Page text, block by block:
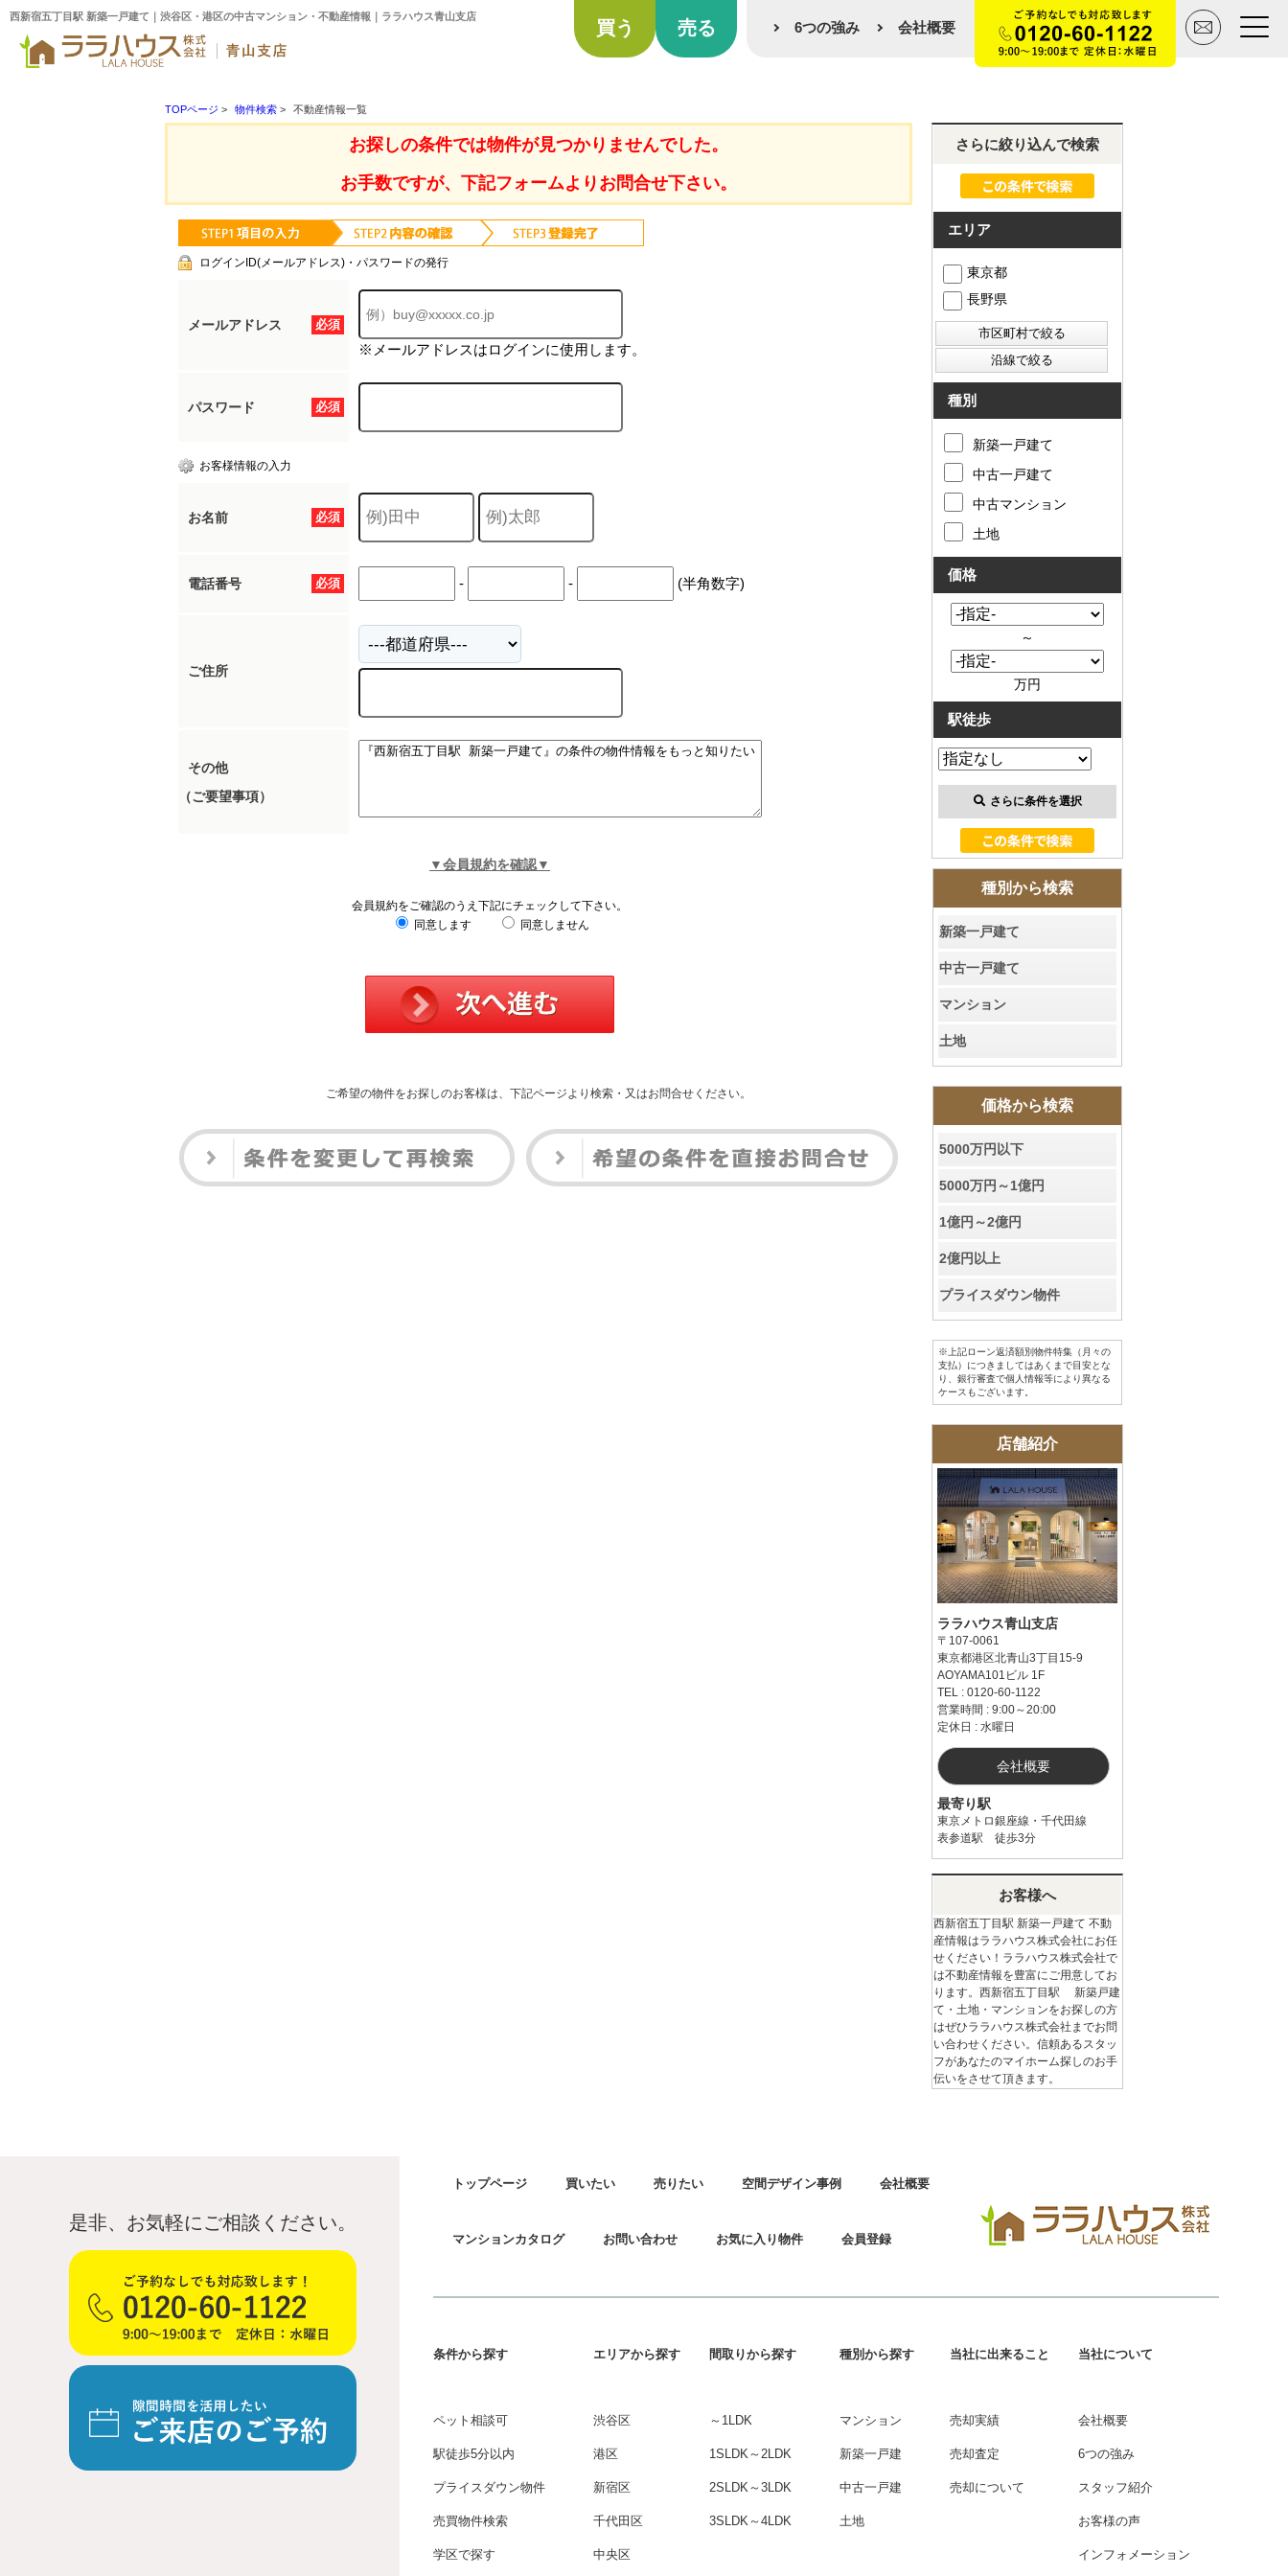
西新宿五丁目駅 新築一戸建て｜渋谷区・港区の中古マンション・不動産情報｜ララハウス青山支店
買う 売る 6つの強み 会社概要
マンションカタログ
会社概要
スタッフ紹介
お客様の声
お問い合わせ
来店予約
お気に入り物件
会員登録
ログイン
TOPページ > 物件検索 > 不動産情報一覧
お探しの条件では物件が見つかりませんでした。
お手数ですが、下記フォームよりお問合せ下さい。
ログインID(メールアドレス)・パスワードの発行
必須
メールアドレス
※メールアドレスはログインに使用します。
必須
パスワード
お客様情報の入力
必須
お名前
必須
電話番号 - - (半角数字)
ご住所
その他
（ご要望事項）
▼会員規約を確認▼
会員規約をご確認のうえ下記にチェックして下さい。
同意します
同意しません
ご希望の物件をお探しのお客様は、下記ページより検索・又はお問合せください。
さらに絞り込んで検索
エリア
東京都
長野県
種別
新築一戸建て
中古一戸建て
中古マンション
土地
価格
～
万円
駅徒歩
さらに条件を選択
種別から検索
新築一戸建て
中古一戸建て
マンション
土地
価格から検索
5000万円以下
5000万円～1億円
1億円～2億円
2億円以上
プライスダウン物件
※上記ローン返済額別物件特集（月々の
支払）につきましてはあくまで目安とな
り、銀行審査で個人情報等により異なる
ケースもございます。
店舗紹介
ララハウス青山支店
〒107-0061
東京都港区北青山3丁目15-9
AOYAMA101ビル 1F
TEL : 0120-60-1122
営業時間 : 9:00～20:00
定休日 : 水曜日
会社概要
最寄り駅
東京メトロ銀座線・千代田線
表参道駅 徒歩3分
お客様へ
西新宿五丁目駅 新築一戸建て 不動
産情報はララハウス株式会社にお任
せください！ララハウス株式会社で
は不動産情報を豊富にご用意してお
ります。西新宿五丁目駅 新築戸建
て・土地・マンションをお探しの方
はぜひララハウス株式会社までお問
い合わせください。信頼あるスタッ
フがあなたのマイホーム探しのお手
伝いをさせて頂きます。
是非、お気軽にご相談ください。
トップページ 買いたい 売りたい 空間デザイン事例 会社概要
マンションカタログ お問い合わせ お気に入り物件 会員登録
条件から探す
ペット相談可
駅徒歩5分以内
プライスダウン物件
売買物件検索
学区で探す
エリアから探す
渋谷区
港区
新宿区
千代田区
中央区
間取りから探す
～1LDK
1SLDK～2LDK
2SLDK～3LDK
3SLDK～4LDK
種別から探す
マンション
新築一戸建
中古一戸建
土地
当社に出来ること
売却実績
売却査定
売却について
当社について
会社概要
6つの強み
スタッフ紹介
お客様の声
インフォメーション